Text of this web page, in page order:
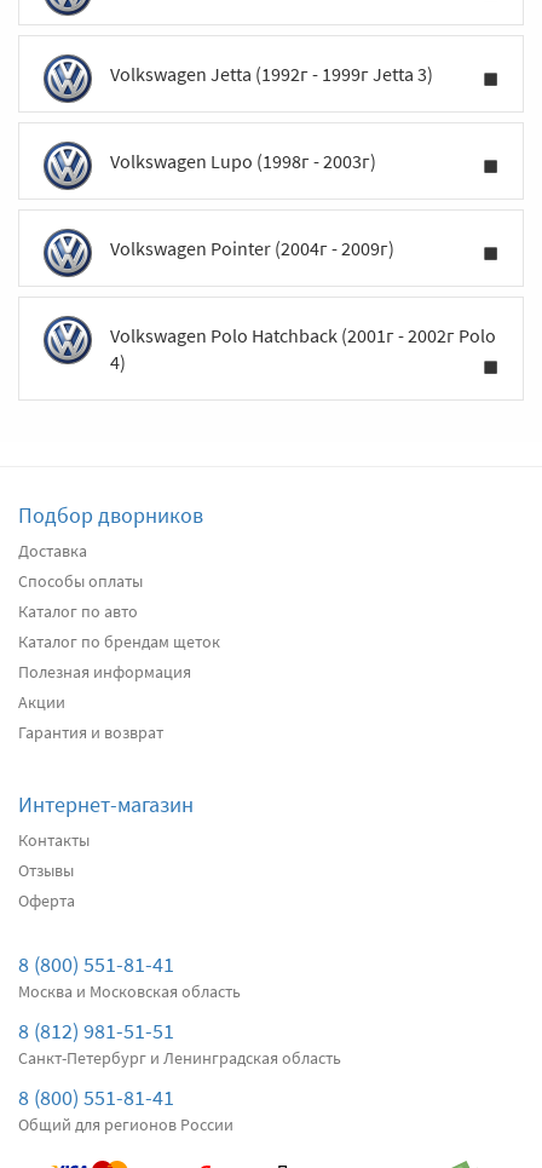
Volkswagen Jetta (1992г - 1999г Jetta 3)
Volkswagen Lupo (1998г - 2003г)
Volkswagen Pointer (2004г - 2009г)
Volkswagen Polo Hatchback (2001г - 2002г Polo
4)
Подбор дворников
Доставка
Способы оплаты
Каталог по авто
Каталог по брендам щеток
Полезная информация
Акции
Гарантия и возврат
Интернет-магазин
Контакты
Отзывы
Оферта
8 (800) 551-81-41
Москва и Московская область
8 (812) 981-51-51
Санкт-Петербург и Ленинградская область
8 (800) 551-81-41
Общий для регионов России